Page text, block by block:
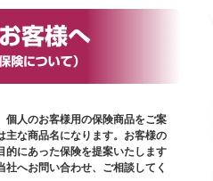
個人のお客様用の保険商品をご案
主な商品名になります。お客様の
的にあった保険を提案いたします
社へお問い合わせ、ご相談してく